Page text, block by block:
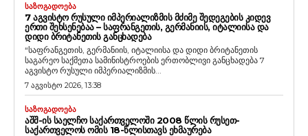
ᲡᲐᲖᲝᲒᲐᲓᲝᲔᲑᲐ
7 ᲐᲒᲕᲘᲡᲢᲝ ᲠᲣᲡᲣᲚᲘ ᲘᲛᲞᲔᲠᲘᲐᲚᲘᲖᲛᲘᲡ ᲛᲫᲘᲛᲔ ᲨᲔᲓᲔᲒᲔᲑᲘᲡ ᲙᲘᲓᲔᲕ
ᲔᲠᲗᲘ ᲨᲔᲮᲡᲔᲜᲔᲑᲐᲐ – ᲡᲐᲤᲠᲐᲜᲒᲔᲗᲘᲡ, ᲒᲔᲠᲛᲐᲜᲘᲘᲡ, ᲘᲢᲐᲚᲘᲘᲡᲐ ᲓᲐ
ᲓᲘᲓᲘ ᲑᲠᲘᲢᲐᲜᲔᲗᲘᲡ ᲒᲐᲜᲪᲮᲐᲓᲔᲑᲐ
“საფრანგეთის, გერმანიის, იტალიისა და დიდი ბრიტანეთის
საგარეო საქმეთა სამინისტროების ერთობლივი განცხადება 7
აგვისტო რუსული იმპერიალიზმის...
7 აგვისტო 2026, 13:38
ᲡᲐᲖᲝᲒᲐᲓᲝᲔᲑᲐ
ᲐᲨᲨ-ᲘᲡ ᲡᲐᲔᲚᲩᲝ ᲡᲐᲥᲐᲠᲗᲕᲔᲚᲝᲨᲘ 2008 ᲬᲚᲘᲡ ᲠᲣᲡᲔᲗ-
ᲡᲐᲥᲐᲠᲗᲕᲔᲚᲝᲡ ᲝᲛᲘᲡ 18-ᲬᲚᲘᲡᲗᲐᲕᲡ ᲔᲮᲛᲐᲣᲠᲔᲑᲐ